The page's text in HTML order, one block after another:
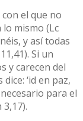
el que no
mismo (Lc
y así todas
Si un
y carecen del
‘id en paz,
para el
3,17).